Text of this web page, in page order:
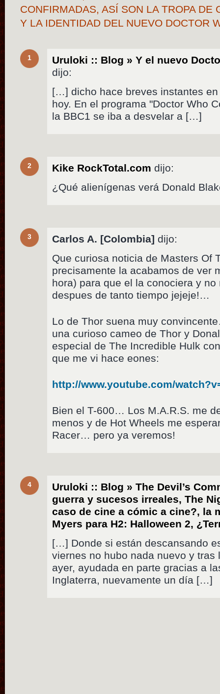
CONFIRMADAS, ASÍ SON LA TROPA DE
Y LA IDENTIDAD DEL NUEVO DOCTOR
1
Uruloki :: Blog » Y el nuevo
dijo:
[…] dicho hace breves instantes
hoy. En el programa "Doctor Who
la BBC1 se iba a desvelar a […]
2 Kike RockTotal.com dijo:
¿Qué alienígenas verá Donald
3 Carlos A. [Colombia] dijo:
Que curiosa noticia de Masters Of
precisamente la acabamos de ver
hora) para que el la conociera y
despues de tanto tiempo jejeje!…
Lo de Thor suena muy
una curioso cameo de Thor y
especial de The Incredible Hulk
que me vi hace eones:
http://www.youtube.com/
Bien el T-600… Los M.A.R.S. me
menos y de Hot Wheels me
Racer… pero ya veremos!
4
Uruloki :: Blog » The Devil’s
guerra y sucesos irreales, The
caso de cine a cómic a cine?, la
Myers para H2: Halloween 2,
[…] Donde si están descansando
viernes no hubo nada nuevo y tras
ayer, ayudada en parte gracias a
Inglaterra, nuevamente un día […]